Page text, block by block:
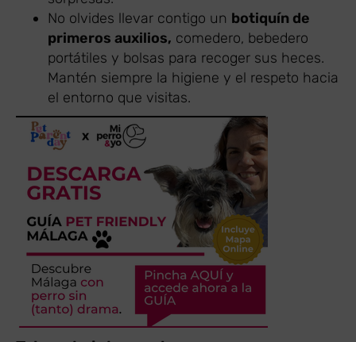
No olvides llevar contigo un botiquín de
primeros auxilios, comedero, bebedero
portátiles y bolsas para recoger sus heces.
Mantén siempre la higiene y el respeto hacia
el entorno que visitas.